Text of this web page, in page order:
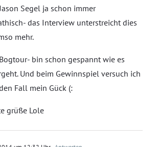
Segel ja schon immer
das Interview unterstreicht dies
mehr.
bin schon gespannt wie es
Und beim Gewinnspiel versuch ich
Fall mein Gück (:
grüße Lole